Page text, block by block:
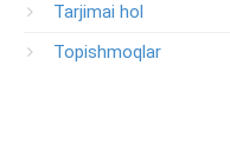
Tarjimai hol
Topishmoqlar